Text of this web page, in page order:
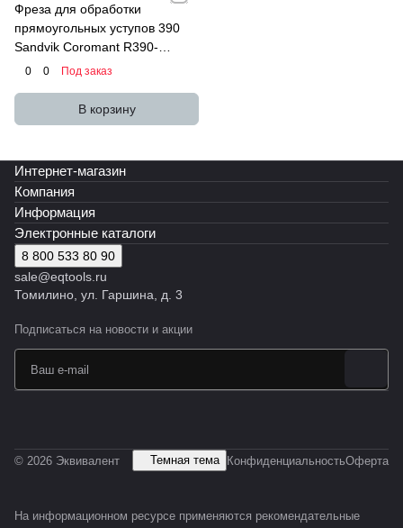
Фреза для обработки
прямоугольных уступов 390
Sandvik Coromant R390-
010A09L-07L
0 0 Под заказ
В корзину
Интернет-магазин
Компания
Информация
Электронные каталоги
8 800 533 80 90
sale@eqtools.ru
Томилино, ул. Гаршина, д. 3
Подписаться на новости и акции
© 2026 Эквивалент Темная тема КонфиденциальностьОферта
На информационном ресурсе применяются рекомендательные